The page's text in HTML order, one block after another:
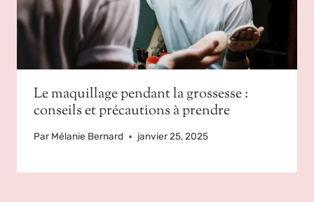
Le maquillage pendant la grossesse :
conseils et précautions à prendre
Par Mélanie Bernard janvier 25, 2025